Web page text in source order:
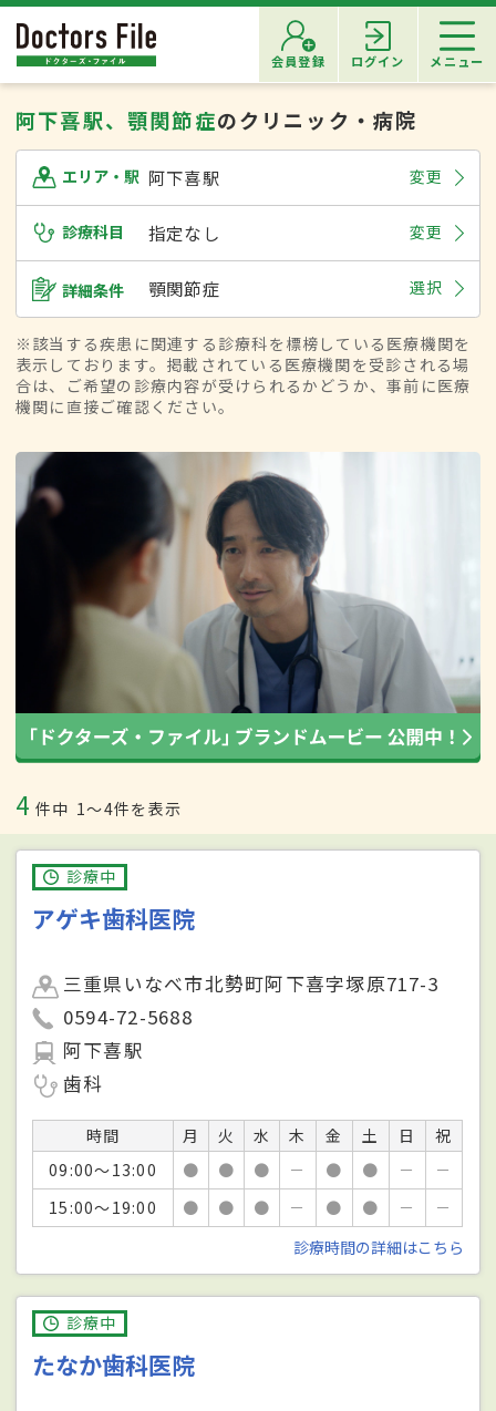
会員登録 ログイン メニュー
阿下喜駅、顎関節症のクリニック・病院
エリア・駅 阿下喜駅 変更
診療科目 指定なし 変更
詳細条件 顎関節症 選択
※該当する疾患に関連する診療科を標榜している医療機関を
表示しております。掲載されている医療機関を受診される場
合は、ご希望の診療内容が受けられるかどうか、事前に医療
機関に直接ご確認ください。
4 件中 1〜4件を表示
診療中
アゲキ歯科医院
三重県いなべ市北勢町阿下喜字塚原717-3
0594-72-5688
阿下喜駅
歯科
時間 月 火 水 木 金 土 日
祝
09:00～13:00
● ● ● － ● ● －
－
15:00～19:00
● ● ● － ● ● －
－
診療時間の詳細はこちら
診療中
たなか歯科医院